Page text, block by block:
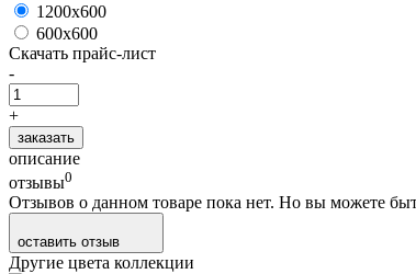
1200х600
600х600
Скачать прайс-лист
-
+
заказать
описание
отзывы0
Отзывов о данном товаре пока нет. Но вы можете
оставить отзыв
Другие цвета коллекции